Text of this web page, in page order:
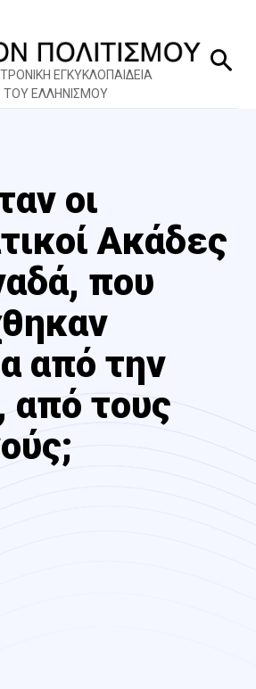
ΕΓΚΥΚΛΟΠΑΙΔΕΙΑ
ΤΟΥ ΕΛΛΗΝΙΣΜΟΥ
οι
Ακάδες
που
από την
από τους